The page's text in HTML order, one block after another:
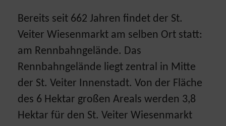
Bereits seit 662 Jahren findet der St.
Veiter Wiesenmarkt am selben Ort statt:
am Rennbahngelände. Das
Rennbahngelände liegt zentral in Mitte
der St. Veiter Innenstadt. Von der Fläche
des 6 Hektar großen Areals werden 3,8
Hektar für den St. Veiter Wiesenmarkt